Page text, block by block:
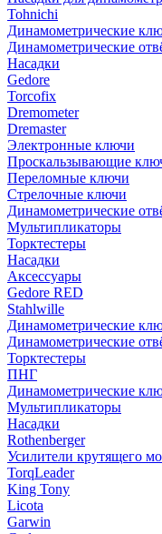
Tohnichi
Динамометрические
Динамометрические
Насадки
Gedore
Torcofix
Dremometer
Dremaster
Электронные ключи
Проскальзывающие
Переломные ключи
Стрелочные ключи
Динамометрические
Мультипликаторы
Торктестеры
Насадки
Аксессуары
Gedore RED
Stahlwille
Динамометрические
Динамометрические
Торктестеры
ПНГ
Динамометрические
Мультипликаторы
Насадки
Rothenberger
Усилители крутящего
TorqLeader
King Tony
Licota
Garwin